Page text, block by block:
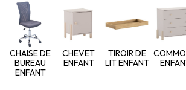
CHAISE DE
BUREAU
ENFANT
CHEVET
ENFANT
TIROIR DE
LIT ENFANT